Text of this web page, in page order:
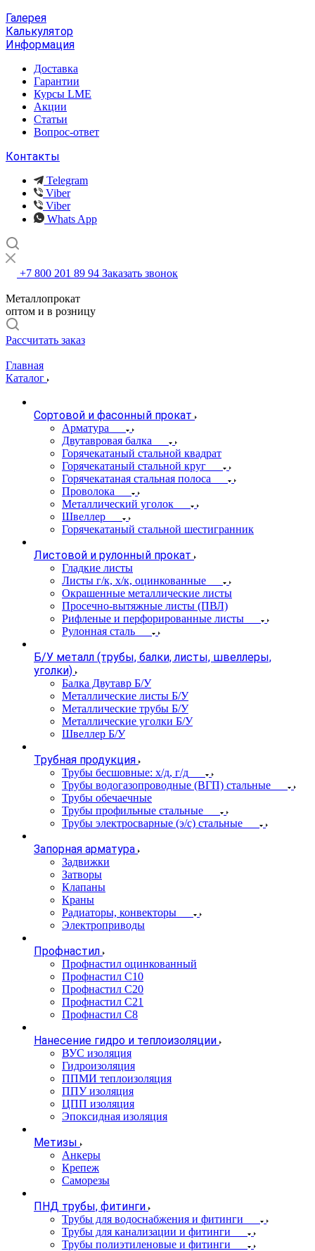
Галерея
Калькулятор
Информация
Доставка
Гарантии
Курсы LME
Акции
Статьи
Вопрос-ответ
Контакты
Telegram
Viber
Viber
Whats App
+7 800 201 89 94 Заказать звонок
Металлопрокат
оптом и в розницу
Рассчитать заказ
Главная
Каталог
Сортовой и фасонный прокат
Арматура
Двутавровая балка
Горячекатаный стальной квадрат
Горячекатаный стальной круг
Горячекатаная стальная полоса
Проволока
Металлический уголок
Швеллер
Горячекатаный стальной шестигранник
Листовой и рулонный прокат
Гладкие листы
Листы г/к, х/к, оцинкованные
Окрашенные металлические листы
Просечно-вытяжные листы (ПВЛ)
Рифленые и перфорированные листы
Рулонная сталь
Б/У металл (трубы, балки, листы, швеллеры,
уголки)
Балка Двутавр Б/У
Металлические листы Б/У
Металлические трубы Б/У
Металлические уголки Б/У
Швеллер Б/У
Трубная продукция
Трубы бесшовные: х/д, г/д
Трубы водогазопроводные (ВГП) стальные
Трубы обечаечные
Трубы профильные стальные
Трубы электросварные (э/с) стальные
Запорная арматура
Задвижки
Затворы
Клапаны
Краны
Радиаторы, конвекторы
Электроприводы
Профнастил
Профнастил оцинкованный
Профнастил С10
Профнастил С20
Профнастил С21
Профнастил С8
Нанесение гидро и теплоизоляции
ВУС изоляция
Гидроизоляция
ППМИ теплоизоляция
ППУ изоляция
ЦПП изоляция
Эпоксидная изоляция
Метизы
Анкеры
Крепеж
Саморезы
ПНД трубы, фитинги
Трубы для водоснабжения и фитинги
Трубы для канализации и фитинги
Трубы полиэтиленовые и фитинги